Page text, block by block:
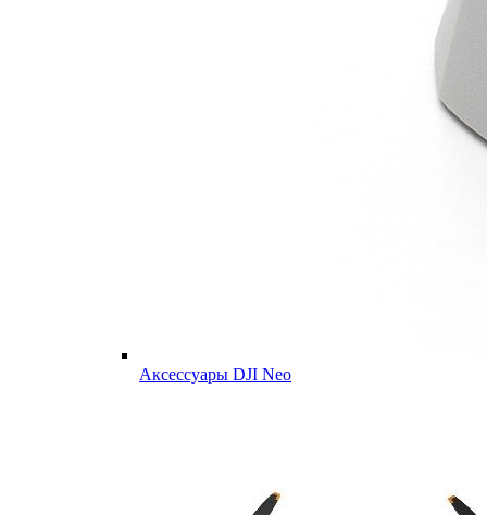
Аксессуары DJI Neo